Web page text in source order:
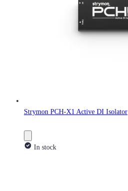
Strymon PCH-X1 Active DI Isolator
In stock